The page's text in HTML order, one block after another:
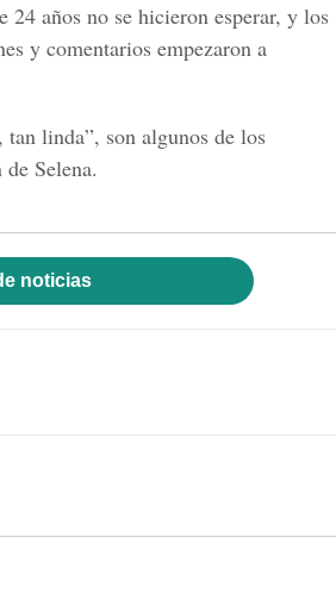
24 años no se hicieron esperar, y los
y comentarios empezaron a
tan linda”, son algunos de los
de Selena.
noticias